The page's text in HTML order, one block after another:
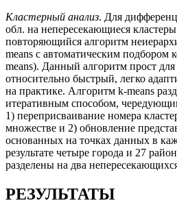
Кластерный анализ. Для
обл. на непересекающиеся
повторяющийся алгоритм
means с автоматическим подбором
means). Данный алгоритм прост для
относительно быстрый, легко
на практике. Алгоритм k-means
итеративным способом,
1) переприсваивание номера
множестве и 2) обновление
основанных на точках данных в
результате четыре города и 27
разделены на два
РЕЗУЛЬТАТЫ